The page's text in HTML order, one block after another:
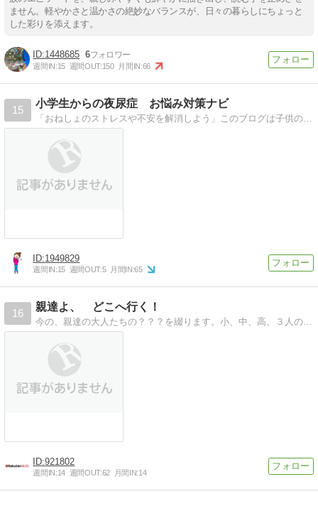
ません。軽やかさと温かさの絶妙なバランスが、日々の暮らしにちょっと
した彩りを添えます。
1448685 6
週間IN:15 週間OUT:150 月間IN:66
15
小学生からの夜尿症 お悩み対策ナビ
「おねしょのストレスや不安を解消しよう」このブログは子供の夜尿症を克服した経験のある 主婦が書いています同じお悩みの方の力になれたら幸いです
1949829
週間IN:15 週間OUT:5 月間IN:65
16
親達よ、 どこへ行く！
今の、親達の大人たちの？？？を綴ります。小、中、高、３人の母が日々の生活の中で思ったことを書いてます。
921802
週間IN:14 週間OUT:62 月間IN:14